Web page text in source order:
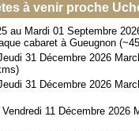
à venir proche
au Mardi 01 Septembre
cabaret à Gueugnon
31 Décembre 2026
31 Décembre 2026
11 Décembre 2026